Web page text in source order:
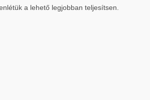
a lehető legjobban teljesítsen.